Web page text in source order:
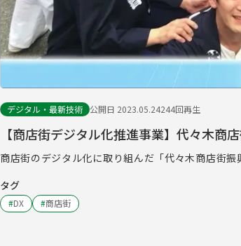
デジタル・最新技術 公開日 2023.05.24244回再生
【商店街デジタル化推進事業】代々木商
商店街のデジタル化に取り組んだ「代々木商店街振
タグ
#DX #商店街